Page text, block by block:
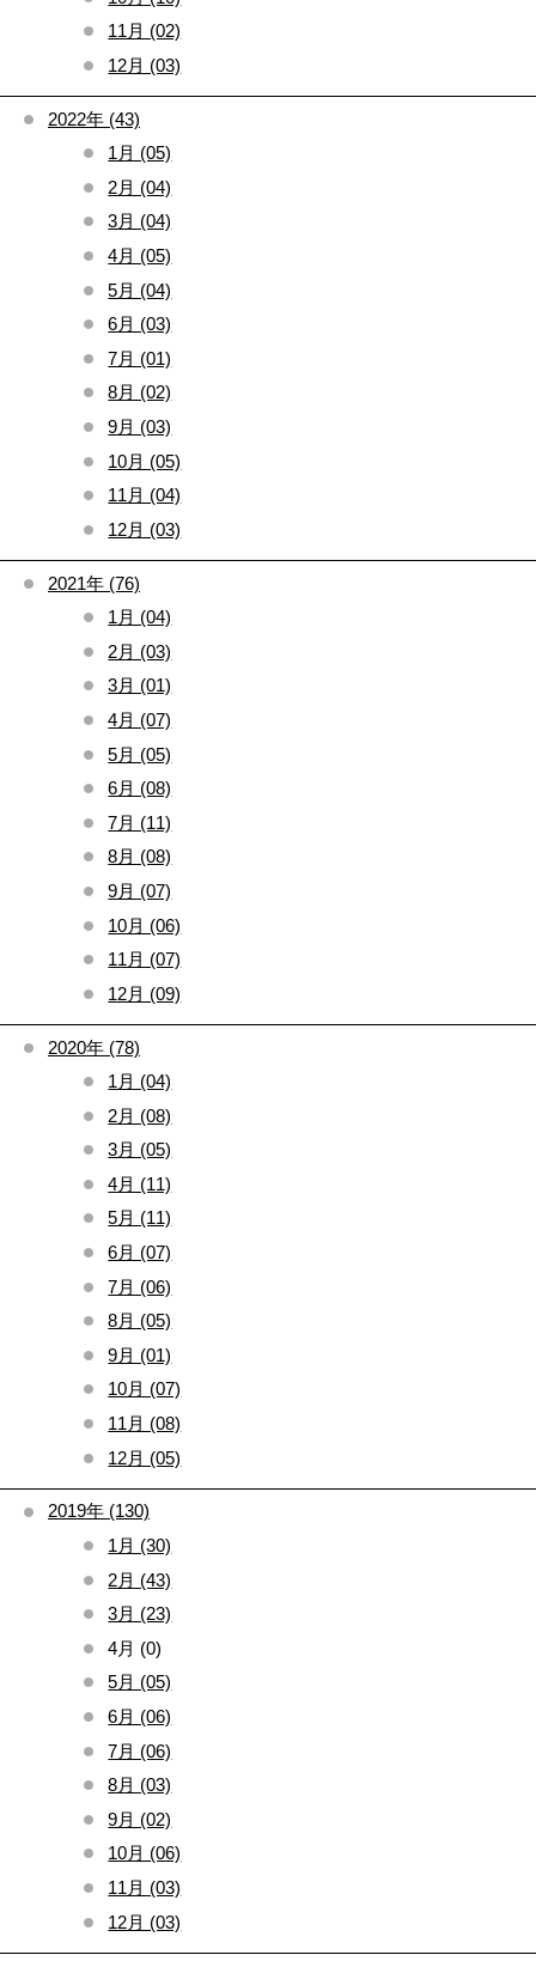
11月 (02)
12月 (03)
2022年 (43)
1月 (05)
2月 (04)
3月 (04)
4月 (05)
5月 (04)
6月 (03)
7月 (01)
8月 (02)
9月 (03)
10月 (05)
11月 (04)
12月 (03)
2021年 (76)
1月 (04)
2月 (03)
3月 (01)
4月 (07)
5月 (05)
6月 (08)
7月 (11)
8月 (08)
9月 (07)
10月 (06)
11月 (07)
12月 (09)
2020年 (78)
1月 (04)
2月 (08)
3月 (05)
4月 (11)
5月 (11)
6月 (07)
7月 (06)
8月 (05)
9月 (01)
10月 (07)
11月 (08)
12月 (05)
2019年 (130)
1月 (30)
2月 (43)
3月 (23)
4月 (0)
5月 (05)
6月 (06)
7月 (06)
8月 (03)
9月 (02)
10月 (06)
11月 (03)
12月 (03)